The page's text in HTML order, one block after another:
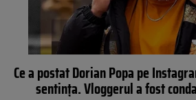
Ce a postat Dorian Popa pe
sentința. Vloggerul a fost